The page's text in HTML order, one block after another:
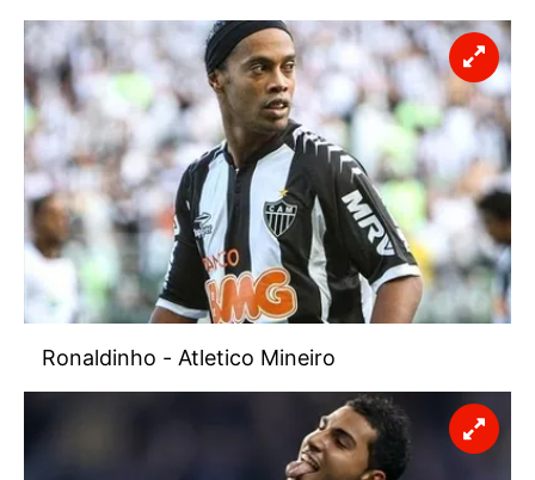
Ronaldinho - Atletico Mineiro